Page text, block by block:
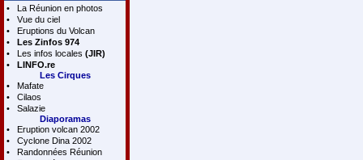
•
La Réunion en photos
•
Vue du ciel
•
Eruptions du Volcan
•
Les Zinfos 974
•
Les infos locales (JIR)
•
LINFO.re
Les Cirques
•
Mafate
•
Cilaos
•
Salazie
Diaporamas
•
Eruption volcan 2002
•
Cyclone Dina 2002
•
Randonnées Réunion